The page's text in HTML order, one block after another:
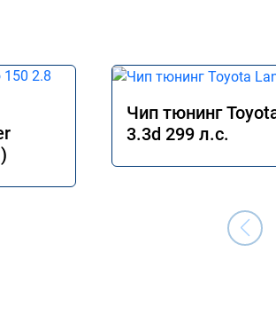
Чип тюнинг
3.3d 299 л.с.